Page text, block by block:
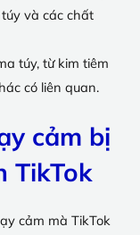
và các chất
túy, từ kim tiêm
có liên quan.
cảm bị
TikTok
cảm mà TikTok